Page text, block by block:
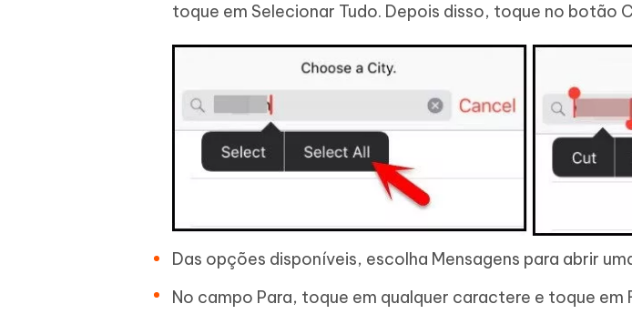
toque em Selecionar Tudo. Depois disso, toque no botão
Das opções disponíveis, escolha Mensagens para abrir
No campo Para, toque em qualquer caractere e toque em